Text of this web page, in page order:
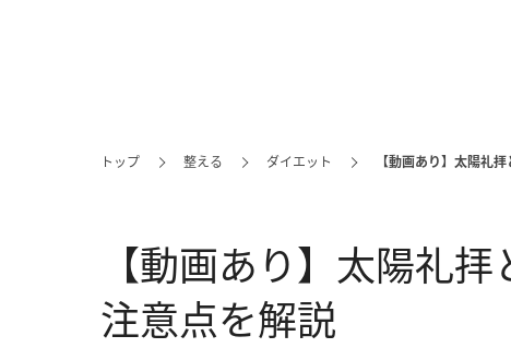
トップ 整える ダイエット 【動画あり】太陽礼
【動画あり】太陽礼
注意点を解説